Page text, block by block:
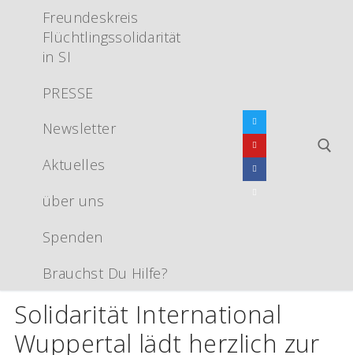
springen
Freundeskreis
Flüchtlingssolidarität
in SI
PRESSE
Newsletter
Aktuelles
über uns
Spenden
Brauchst Du Hilfe?
Solidarität International
Wuppertal lädt herzlich zur